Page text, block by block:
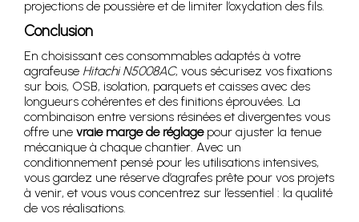
projections de poussière et de limiter l’oxydation des fils.
Conclusion
En choisissant ces consommables adaptés à votre
agrafeuse Hitachi N5008AC, vous sécurisez vos fixations
sur bois, OSB, isolation, parquets et caisses avec des
longueurs cohérentes et des finitions éprouvées. La
combinaison entre versions résinées et divergentes vous
offre une vraie marge de réglagepour ajuster la tenue
mécanique à chaque chantier. Avec un
conditionnement pensé pour les utilisations intensives,
vous gardez une réserve d’agrafes prête pour vos projets
à venir, et vous vous concentrez sur l’essentiel : la qualité
de vos réalisations.